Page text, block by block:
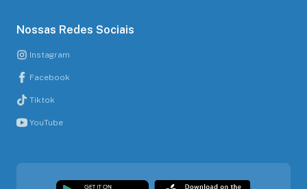
Nossas Redes Sociais
Instagram
Facebook
Tiktok
YouTube